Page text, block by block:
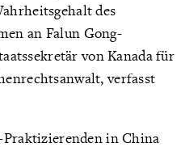
des
an Falun Gong-
von Kanada für
verfasst
Praktizierenden in China